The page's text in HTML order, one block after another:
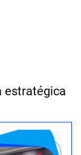
estratégica